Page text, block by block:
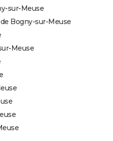
sur-Meuse
Bogny-sur-Meuse
Meuse